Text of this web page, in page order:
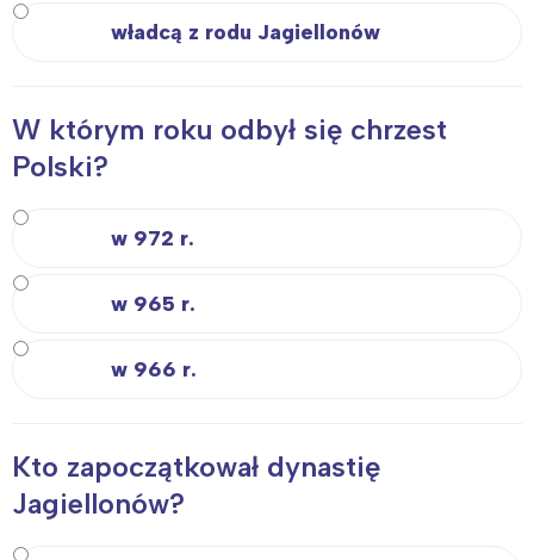
władcą z rodu Jagiellonów
W którym roku odbył się chrzest
Polski?
w 972 r.
w 965 r.
w 966 r.
Kto zapoczątkował dynastię
Jagiellonów?